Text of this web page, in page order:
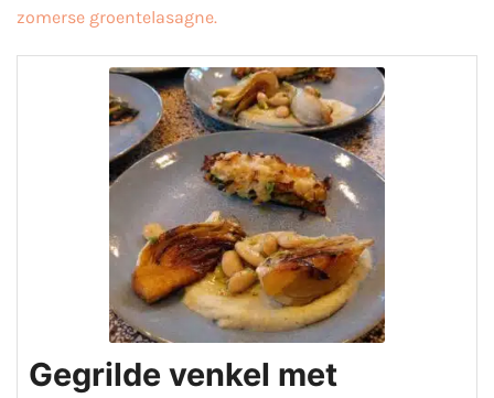
zomerse groentelasagne.
Gegrilde venkel met